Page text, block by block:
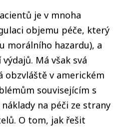
je v mnoha
objemu péče, který
morálního hazardu), a
Má však svá
obzvláště v americkém
souvisejícím s
na péči ze strany
O tom, jak řešit